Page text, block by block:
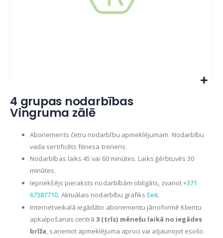
to
the
beginning
4 grupas nodarbības
Vingruma zālē
Abonements četru nodarbību apmeklējumam. Nodarbību
vada sertificēts fitnesa treneris.
Nodarbības laiks 45 vai 60 minūtes. Laiks ģērbtuvēs 30
minūtes.
Iepriekšējs pieraksts nodarbībām obligāts, zvanot+371
67387710. Aktuālais nodarbību grafiksšeit.
Internetveikalā iegādāto abonementu jānoformē Klientu
apkalpošanas centrā3 (trīs) mēnešu laikā no iegādes
brīža, saņemot apmeklējuma aproci vai atjaunojot esošo.